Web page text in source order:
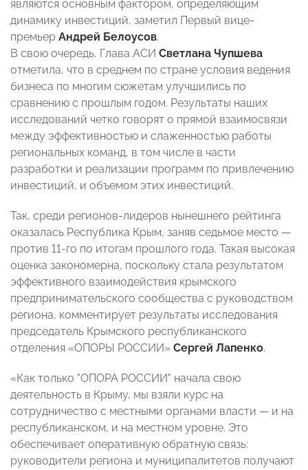
являются основным фактором, определяющим
динамику инвестиций, заметил Первый вице-
премьер Андрей Белоусов.
В свою очередь, Глава АСИ Светлана Чупшева
отметила, что в среднем по стране условия ведения
бизнеса по многим сюжетам улучшились по
сравнению с прошлым годом. Результаты наших
исследований четко говорят о прямой взаимосвязи
между эффективностью и слаженностью работы
региональных команд, в том числе в части
разработки и реализации программ по привлечению
инвестиций, и объемом этих инвестиций.
Так, среди регионов-лидеров нынешнего рейтинга
оказалась Республика Крым, заняв седьмое место —
против 11-го по итогам прошлого года. Такая высокая
оценка закономерна, поскольку стала результатом
эффективного взаимодействия крымского
предпринимательского сообщества с руководством
региона, комментирует результаты исследования
председатель Крымского республиканского
отделения «ОПОРЫ РОССИИ» Сергей Лапенко.
«Как только "ОПОРА РОССИИ" начала свою
деятельность в Крыму, мы взяли курс на
сотрудничество с местными органами власти — и на
республиканском, и на местном уровне. Это
обеспечивает оперативную обратную связь:
руководители региона и муниципалитетов получают